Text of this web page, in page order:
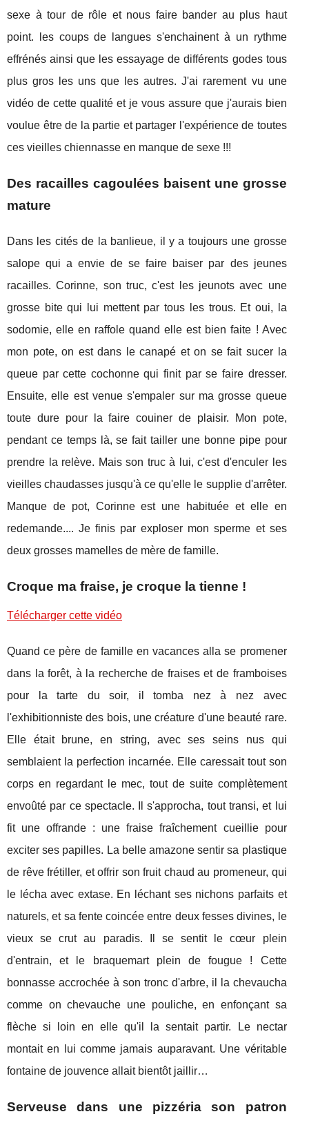
sexe à tour de rôle et nous faire bander au plus haut
point. les coups de langues s'enchainent à un rythme
effrénés ainsi que les essayage de différents godes tous
plus gros les uns que les autres. J'ai rarement vu une
vidéo de cette qualité et je vous assure que j'aurais bien
voulue être de la partie et partager l'expérience de toutes
ces vieilles chiennasse en manque de sexe !!!
Des racailles cagoulées baisent une grosse
mature
Dans les cités de la banlieue, il y a toujours une grosse
salope qui a envie de se faire baiser par des jeunes
racailles. Corinne, son truc, c'est les jeunots avec une
grosse bite qui lui mettent par tous les trous. Et oui, la
sodomie, elle en raffole quand elle est bien faite ! Avec
mon pote, on est dans le canapé et on se fait sucer la
queue par cette cochonne qui finit par se faire dresser.
Ensuite, elle est venue s'empaler sur ma grosse queue
toute dure pour la faire couiner de plaisir. Mon pote,
pendant ce temps là, se fait tailler une bonne pipe pour
prendre la relève. Mais son truc à lui, c'est d'enculer les
vieilles chaudasses jusqu'à ce qu'elle le supplie d'arrêter.
Manque de pot, Corinne est une habituée et elle en
redemande.... Je finis par exploser mon sperme et ses
deux grosses mamelles de mère de famille.
Croque ma fraise, je croque la tienne !
Télécharger cette vidéo
Quand ce père de famille en vacances alla se promener
dans la forêt, à la recherche de fraises et de framboises
pour la tarte du soir, il tomba nez à nez avec
l'exhibitionniste des bois, une créature d'une beauté rare.
Elle était brune, en string, avec ses seins nus qui
semblaient la perfection incarnée. Elle caressait tout son
corps en regardant le mec, tout de suite complètement
envoûté par ce spectacle. Il s'approcha, tout transi, et lui
fit une offrande : une fraise fraîchement cueillie pour
exciter ses papilles. La belle amazone sentir sa plastique
de rêve frétiller, et offrir son fruit chaud au promeneur, qui
le lécha avec extase. En léchant ses nichons parfaits et
naturels, et sa fente coincée entre deux fesses divines, le
vieux se crut au paradis. Il se sentit le cœur plein
d'entrain, et le braquemart plein de fougue ! Cette
bonnasse accrochée à son tronc d'arbre, il la chevaucha
comme on chevauche une pouliche, en enfonçant sa
flèche si loin en elle qu'il la sentait partir. Le nectar
montait en lui comme jamais auparavant. Une véritable
fontaine de jouvence allait bientôt jaillir…
Serveuse dans une pizzéria son patron